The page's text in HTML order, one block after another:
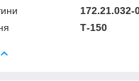
172.21.032-
Т-150